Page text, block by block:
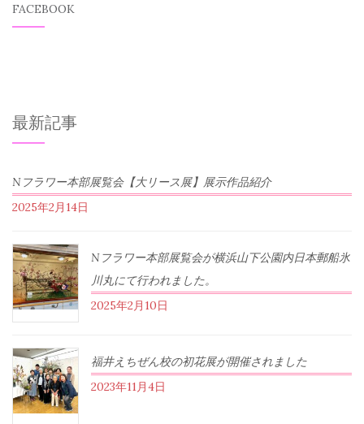
FACEBOOK
最新記事
Nフラワー本部展覧会【大リース展】展示作品紹介
2025年2月14日
Nフラワー本部展覧会が横浜山下公園内日本郵船氷
川丸にて行われました。
2025年2月10日
福井えちぜん校の初花展が開催されました
2023年11月4日